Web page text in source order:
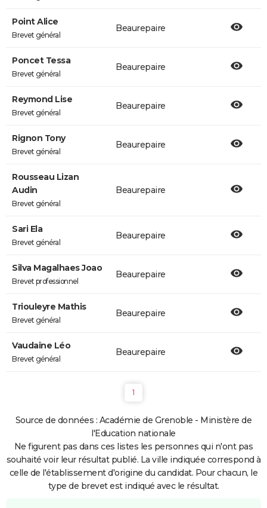
Point Alice
Brevet général
Beaurepaire
Poncet Tessa
Brevet général
Beaurepaire
Reymond Lise
Brevet général
Beaurepaire
Rignon Tony
Brevet général
Beaurepaire
Rousseau Lizan
Audin
Brevet général
Beaurepaire
Sari Ela
Brevet général
Beaurepaire
Silva Magalhaes Joao
Brevet professionnel
Beaurepaire
Triouleyre Mathis
Brevet général
Beaurepaire
Vaudaine Léo
Brevet général
Beaurepaire
1
Source de données : Académie de Grenoble - Ministère de
l'Education nationale
Ne figurent pas dans ces listes les personnes qui n'ont pas
souhaité voir leur résultat publié. La ville indiquée correspond à
celle de l'établissement d'origine du candidat. Pour chacun, le
type de brevet est indiqué avec le résultat.